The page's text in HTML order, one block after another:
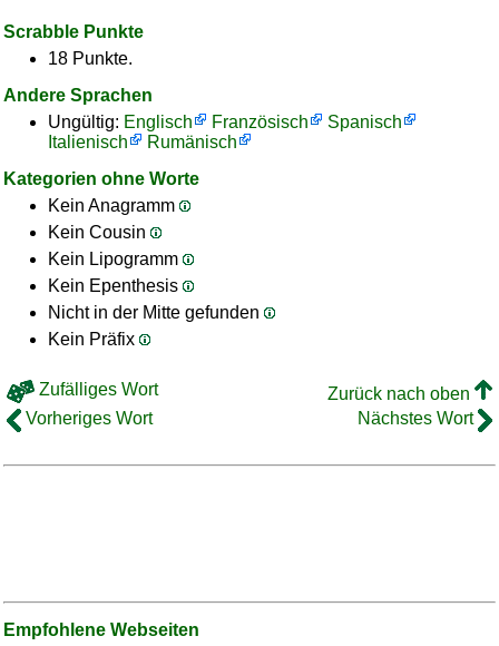
Scrabble Punkte
18 Punkte.
Andere Sprachen
Ungültig: Englisch Französisch
Spanisch
Italienisch
Rumänisch
Kategorien ohne Worte
Kein Anagramm
Kein Cousin
Kein Lipogramm
Kein Epenthesis
Nicht in der Mitte gefunden
Kein Präfix
Zufälliges Wort
Zurück nach oben
Vorheriges Wort
Nächstes Wort
Empfohlene Webseiten